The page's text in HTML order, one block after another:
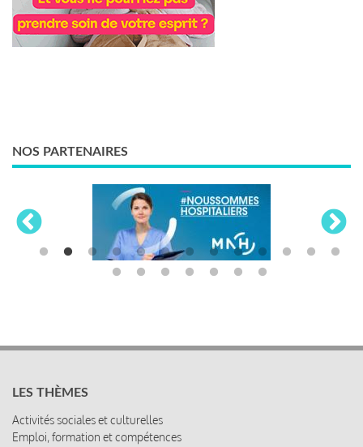
NOS PARTENAIRES
LES THÈMES
Activités sociales et culturelles
Emploi, formation et compétences